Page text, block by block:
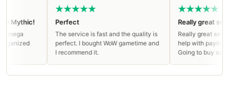
Perfect
The service is fast and the quality is
perfect. I bought WoW gametime and
I recommend it.
Really great service
Really great service,
help with paying and live
Going to buy again!